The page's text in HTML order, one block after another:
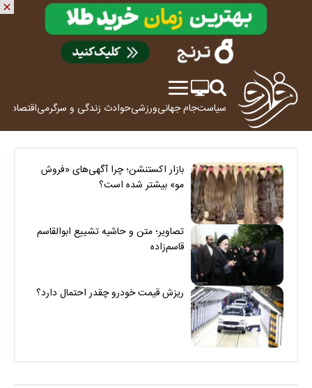
سیاستجام جهانیورزشیحوادث زندگی و سرگرمیاقتصاد
بازار اکستنشن؛ چرا آگهی‌های «فروش
مو» بیشتر شده است؟
تصاویر؛ متن و حاشیه تشییع ابوالقاسم
قاسم‌زاده
ریزش قیمت خودرو چقدر احتمال دارد؟